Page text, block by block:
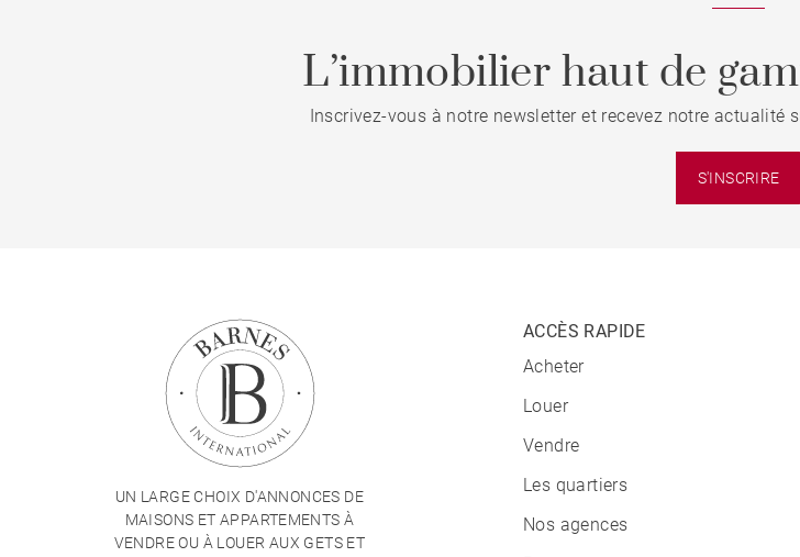
L’immobilier haut de
Inscrivez-vous à notre newsletter et recevez notre actualité
S'INSCRIRE
UN LARGE CHOIX D'ANNONCES DE
MAISONS ET APPARTEMENTS À
VENDRE OU À LOUER AUX GETS ET
ACCÈS RAPIDE
Acheter
Louer
Vendre
Les quartiers
Nos agences